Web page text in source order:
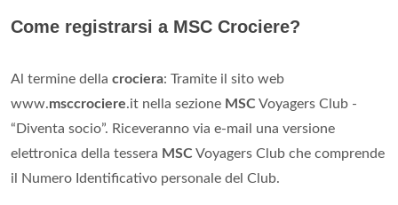
Come registrarsi a MSC Crociere?
Al termine della crociera: Tramite il sito web
www.msccrociere.it nella sezione MSCVoyagers Club -
“Diventa socio”. Riceveranno via e-mail una versione
elettronica della tessera MSCVoyagers Club che comprende
il Numero Identificativo personale del Club.